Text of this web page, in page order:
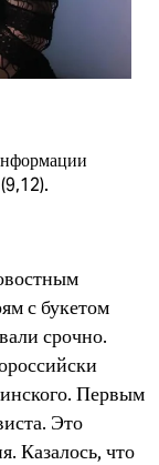
с букетом
срочно.
Первым
Это
Казалось, что